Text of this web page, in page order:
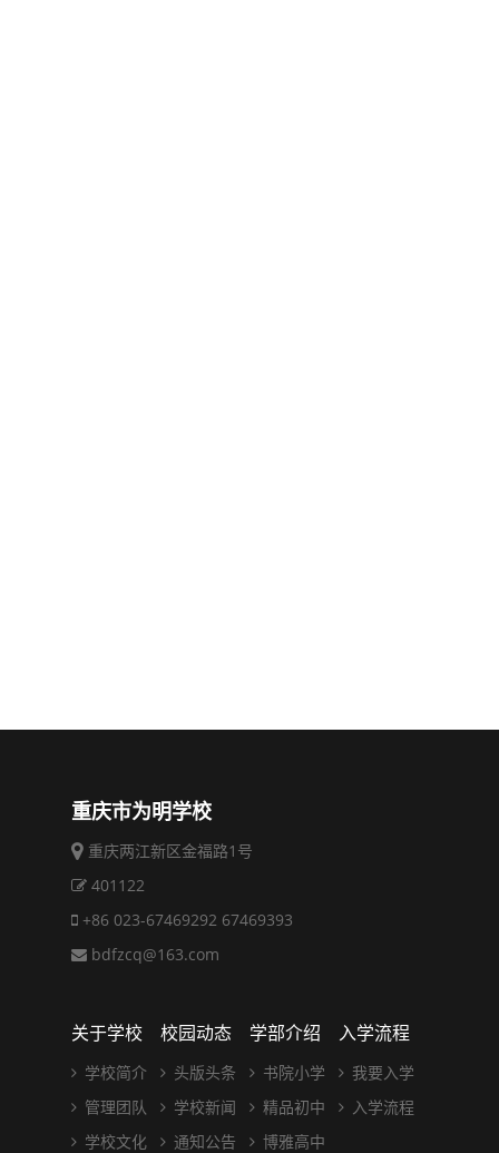
重庆市为明学校
重庆两江新区金福路1号
401122
+86 023-67469292 67469393
bdfzcq@163.com
关于学校
学校简介
管理团队
学校文化
校园动态
头版头条
学校新闻
通知公告
学部介绍
书院小学
精品初中
博雅高中
入学流程
我要入学
入学流程